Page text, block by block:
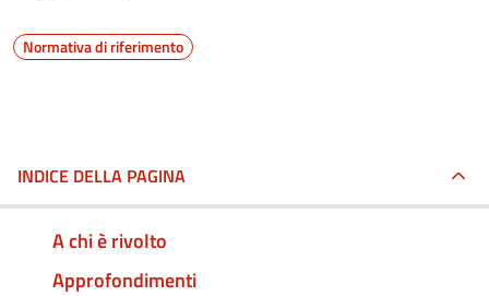
Normativa di riferimento
INDICE DELLA PAGINA
A chi è rivolto
Approfondimenti